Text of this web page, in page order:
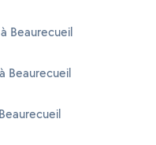
Beaurecueil
Beaurecueil